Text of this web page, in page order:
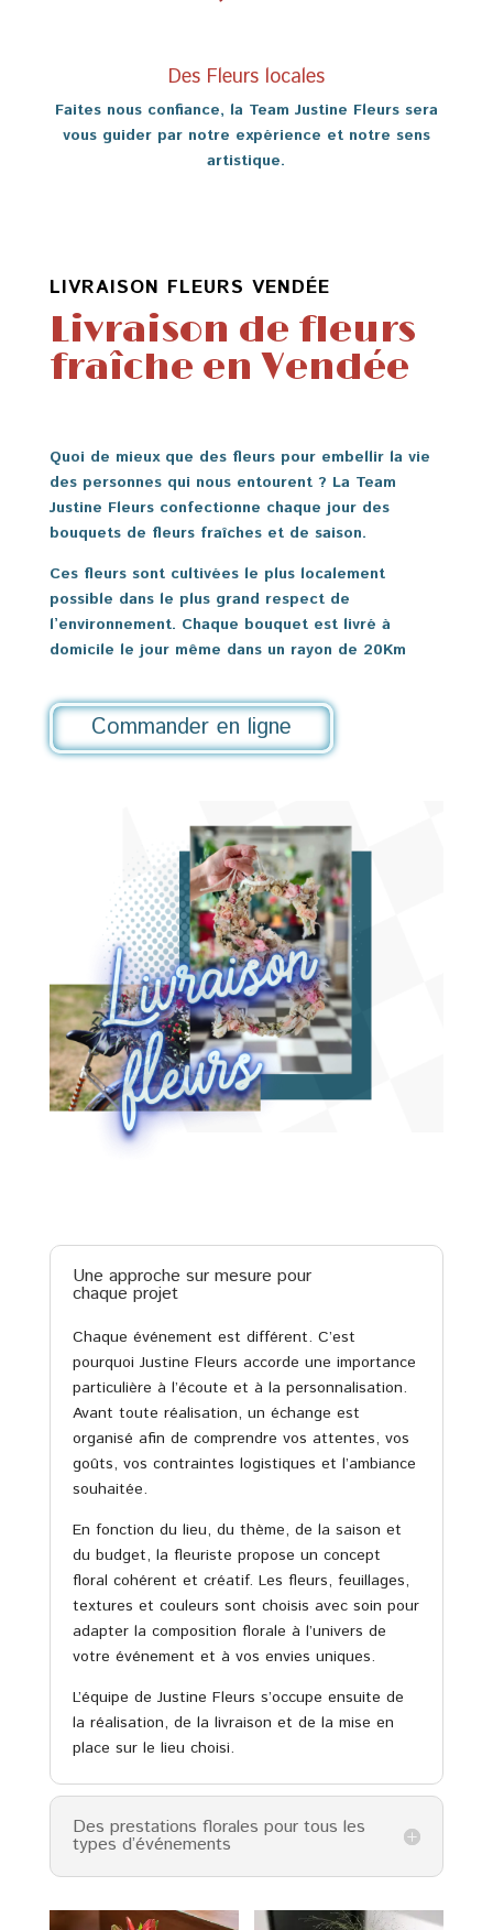
Des Fleurs locales
Faites nous confiance, la Team Justine Fleurs sera
vous guider par notre expérience et notre sens
artistique.
LIVRAISON FLEURS VENDÉE
Livraison de fleurs
fraîche en Vendée
Quoi de mieux que des fleurs pour embellir la vie
des personnes qui nous entourent ? La Team
Justine Fleurs confectionne chaque jour des
bouquets de fleurs fraîches et de saison.
Ces fleurs sont cultivées le plus localement
possible dans le plus grand respect de
l’environnement. Chaque bouquet est livré à
domicile le jour même dans un rayon de 20Km
Commander en ligne
Une approche sur mesure pour
chaque projet
Chaque événement est différent. C’est
pourquoi Justine Fleurs accorde une importance
particulière à l’écoute et à la personnalisation.
Avant toute réalisation, un échange est
organisé afin de comprendre vos attentes, vos
goûts, vos contraintes logistiques et l’ambiance
souhaitée.
En fonction du lieu, du thème, de la saison et
du budget, la fleuriste propose un concept
floral cohérent et créatif. Les fleurs, feuillages,
textures et couleurs sont choisis avec soin pour
adapter la composition florale à l’univers de
votre événement et à vos envies uniques.
L’équipe de Justine Fleurs s’occupe ensuite de
la réalisation, de la livraison et de la mise en
place sur le lieu choisi.
Des prestations florales pour tous les
types d’événements